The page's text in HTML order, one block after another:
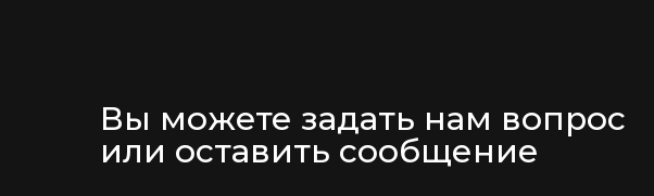
Вы можете задать нам вопрос
или оставить сообщение